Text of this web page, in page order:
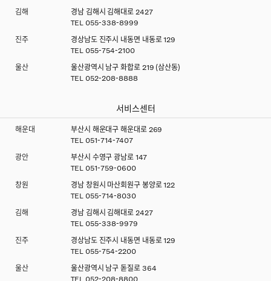
김해
경남 김해시 김해대로 2427
TEL 055-338-8999
진주
경상남도 진주시 내동면 내동로 129
TEL 055-754-2100
울산
울산광역시 남구 화합로 219 (삼산동)
TEL 052-208-8888
서비스센터
해운대
부산시 해운대구 해운대로 269
TEL 051-714-7407
광안
부산시 수영구 광남로 147
TEL 051-759-0600
창원
경남 창원시 마산회원구 봉양로 122
TEL 055-714-8030
김해
경남 김해시 김해대로 2427
TEL 055-338-9979
진주
경상남도 진주시 내동면 내동로 129
TEL 055-754-2200
울산
울산광역시 남구 돋질로 364
TEL 052-208-8800